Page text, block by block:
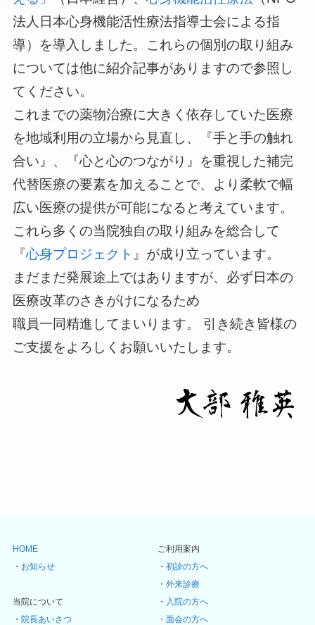
法人日本心身機能活性療法指導士会による指
導）を導入しました。これらの個別の取り組み
については他に紹介記事がありますので参照し
てください。
これまでの薬物治療に大きく依存していた医療
を地域利用の立場から見直し、『手と手の触れ
合い』、『心と心のつながり』を重視した補完
代替医療の要素を加えることで、より柔軟で幅
広い医療の提供が可能になると考えています。
これら多くの当院独自の取り組みを総合して
『心身プロジェクト 』が成り立っています。
まだまだ発展途上ではありますが、必ず日本の
医療改革のさきがけになるため
職員一同精進してまいります。 引き続き皆様の
ご支援をよろしくお願いいたします。
HOME
・ お知らせ
当院について
・ 院長あいさつ
ご利用案内
・ 初診の方へ
・ 外来診療
・ 入院の方へ
・ 面会の方へ